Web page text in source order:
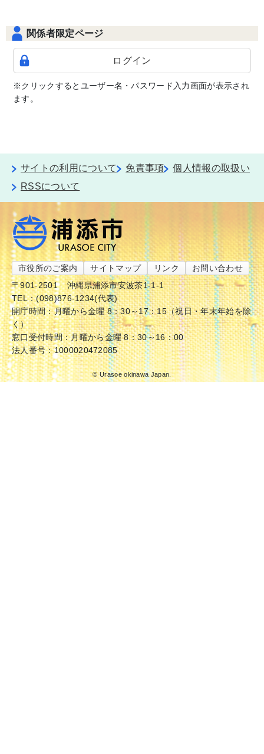
関係者限定ページ
ログイン
※クリックするとユーザー名・パスワード入力画面が表示され
ます。
サイトの利用について 免責事項
個人情報の取扱い
RSSについて
市役所のご案内 サイトマップ リンク
お問い合わせ
〒901-2501
沖縄県浦添市安波茶1-1-1
TEL：(098)876-1234(代表)
開庁時間：月曜から金曜 8：30～17：15（祝日・年末年始を除
く）
窓口受付時間：月曜から金曜 8：30～16：00
法人番号：1000020472085
© Urasoe okinawa Japan.